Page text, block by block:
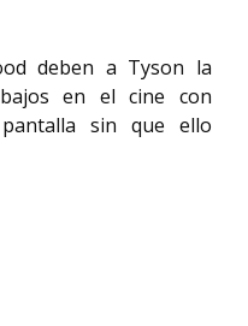
deben a Tyson la
en el cine con
sin que ello